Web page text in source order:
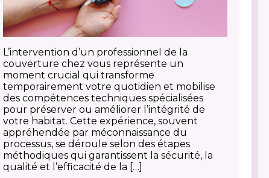
L’intervention d’un professionnel de la
couverture chez vous représente un
moment crucial qui transforme
temporairement votre quotidien et mobilise
des compétences techniques spécialisées
pour préserver ou améliorer l’intégrité de
votre habitat. Cette expérience, souvent
appréhendée par méconnaissance du
processus, se déroule selon des étapes
méthodiques qui garantissent la sécurité, la
qualité et l’efficacité de la […]